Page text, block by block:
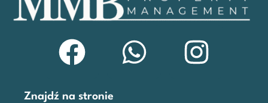
Znajdź na stronie